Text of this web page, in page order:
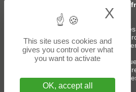
Adresses-Mairies.fr
Services :
Liste des adresses e-mails
Liste des adresses e-mails des
-Création ou refonte du site
Sites partenaires:
Adresses-Colleges.fr-
This site uses cookies and
gives you control over what
you want to activate
OK, accept all
X